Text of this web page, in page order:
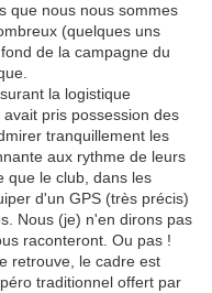
que nous nous sommes
(quelques uns
de la campagne du
la logistique
pris possession des
tranquillement les
aux rythme de leurs
que le club, dans les
d'un GPS (très précis)
Nous (je) n'en dirons pas
raconteront. Ou pas !
retrouve, le cadre est
traditionnel offert par